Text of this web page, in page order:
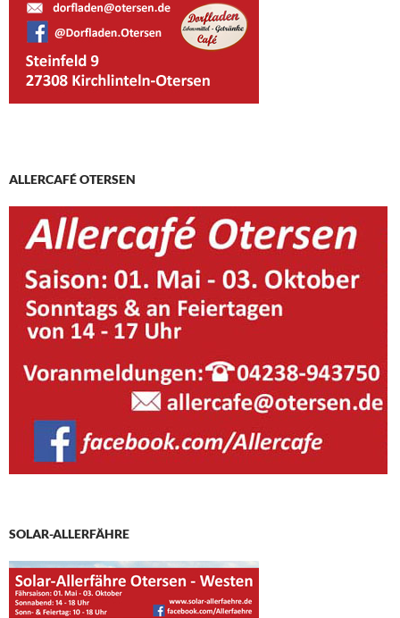
ALLERCAFÉ OTERSEN
SOLAR-ALLERFÄHRE